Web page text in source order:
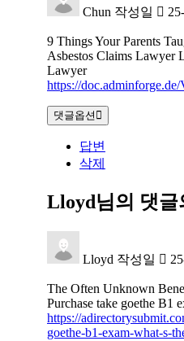
Chun 작성일
9 Things Your Parents
Asbestos Claims Lawyer
Lawyer
https://
댓글옵션
답변
삭제
Lloyd님의 댓글
Lloyd 작성일
The Often Unknown
Purchase take goethe B1
https://
goethe-b1-exam-what-s-